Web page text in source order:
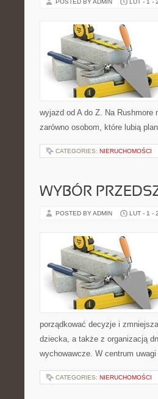
POSTED BY ADMIN LUT - 1 -
wyjazd od A do Z. Na
zarówno osobom, które lubią
CATEGORIES: NIERUCHOMOŚCI
WYBÓR
POSTED BY ADMIN LUT - 1 -
porządkować decyzje i
dziecka, a także z organizacją
wychowawcze. W centrum
CATEGORIES: NIERUCHOMOŚCI